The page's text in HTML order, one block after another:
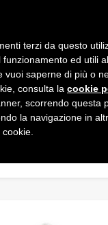
terzi da questo
ed utili
vuoi saperne di più o
consulta la cookie
scorrendo questa
la navigazione in